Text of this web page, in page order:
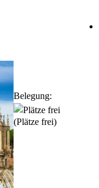
Belegung:
(Plätze frei)